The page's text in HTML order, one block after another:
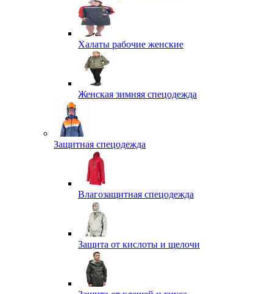
Халаты рабочие женские
Женская зимняя спецодежда
Защитная спецодежда
Влагозащитная спецодежда
Защита от кислоты и щелочи